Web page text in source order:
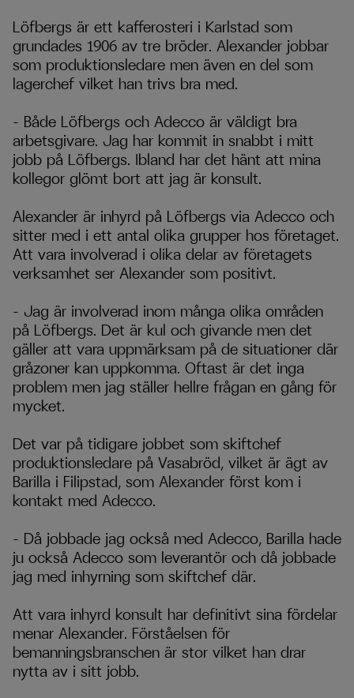
Löfbergs är ett kafferosteri i Karlstad som
grundades 1906 av tre bröder. Alexander jobbar
som produktionsledare men även en del som
lagerchef vilket han trivs bra med.
– Både Löfbergs och Adecco är väldigt bra
arbetsgivare. Jag har kommit in snabbt i mitt
jobb på Löfbergs. Ibland har det hänt att mina
kollegor glömt bort att jag är konsult.
Alexander är inhyrd på Löfbergs via Adecco och
sitter med i ett antal olika grupper hos företaget.
Att vara involverad i olika delar av företagets
verksamhet ser Alexander som positivt.
– Jag är involverad inom många olika områden
på Löfbergs. Det är kul och givande men det
gäller att vara uppmärksam på de situationer där
gråzoner kan uppkomma. Oftast är det inga
problem men jag ställer hellre frågan en gång för
mycket.
Det var på tidigare jobbet som skiftchef
produktionsledare på Vasabröd, vilket är ägt av
Barilla i Filipstad, som Alexander först kom i
kontakt med Adecco.
– Då jobbade jag också med Adecco, Barilla hade
ju också Adecco som leverantör och då jobbade
jag med inhyrning som skiftchef där.
Att vara inhyrd konsult har definitivt sina fördelar
menar Alexander. Förståelsen för
bemanningsbranschen är stor vilket han drar
nytta av i sitt jobb.